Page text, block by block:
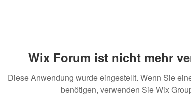
Wix Forum ist nicht mehr
Diese Anwendung wurde eingestellt. Wenn Sie
benötigen, verwenden Sie Wix